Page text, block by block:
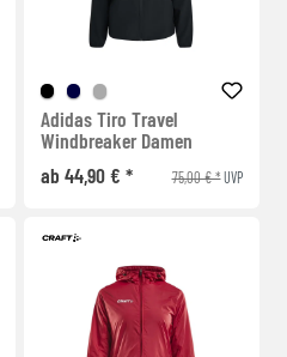
Adidas Tiro Travel
Windbreaker Damen
ab 44,90 € *
75,00 € *UVP